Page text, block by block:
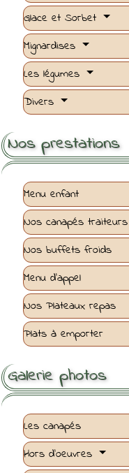
Glace et Sorbet
Mignardises
Les légumes
Divers
Nos prestations
Menu enfant
Nos canapés traiteurs
Nos buffets froids
Menu d'appel
Nos Plateaux repas
Plats à emporter
Galerie photos
Les canapés
Hors d'oeuvres